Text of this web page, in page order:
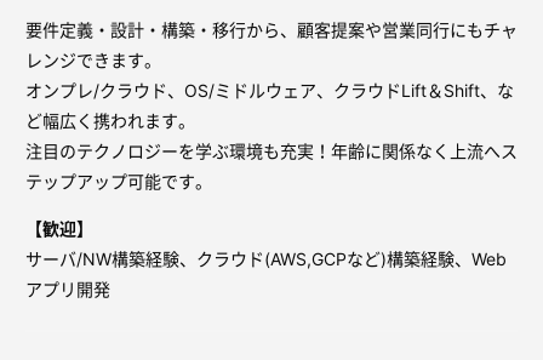
要件定義・設計・構築・移行から、顧客提案や営業同行にもチャ
レンジできます。
オンプレ/クラウド、OS/ミドルウェア、クラウドLift＆Shift、な
ど幅広く携われます。
注目のテクノロジーを学ぶ環境も充実！年齢に関係なく上流へス
テップアップ可能です。
【歓迎】
サーバ/NW構築経験、クラウド(AWS,GCPなど)構築経験、Web
アプリ開発